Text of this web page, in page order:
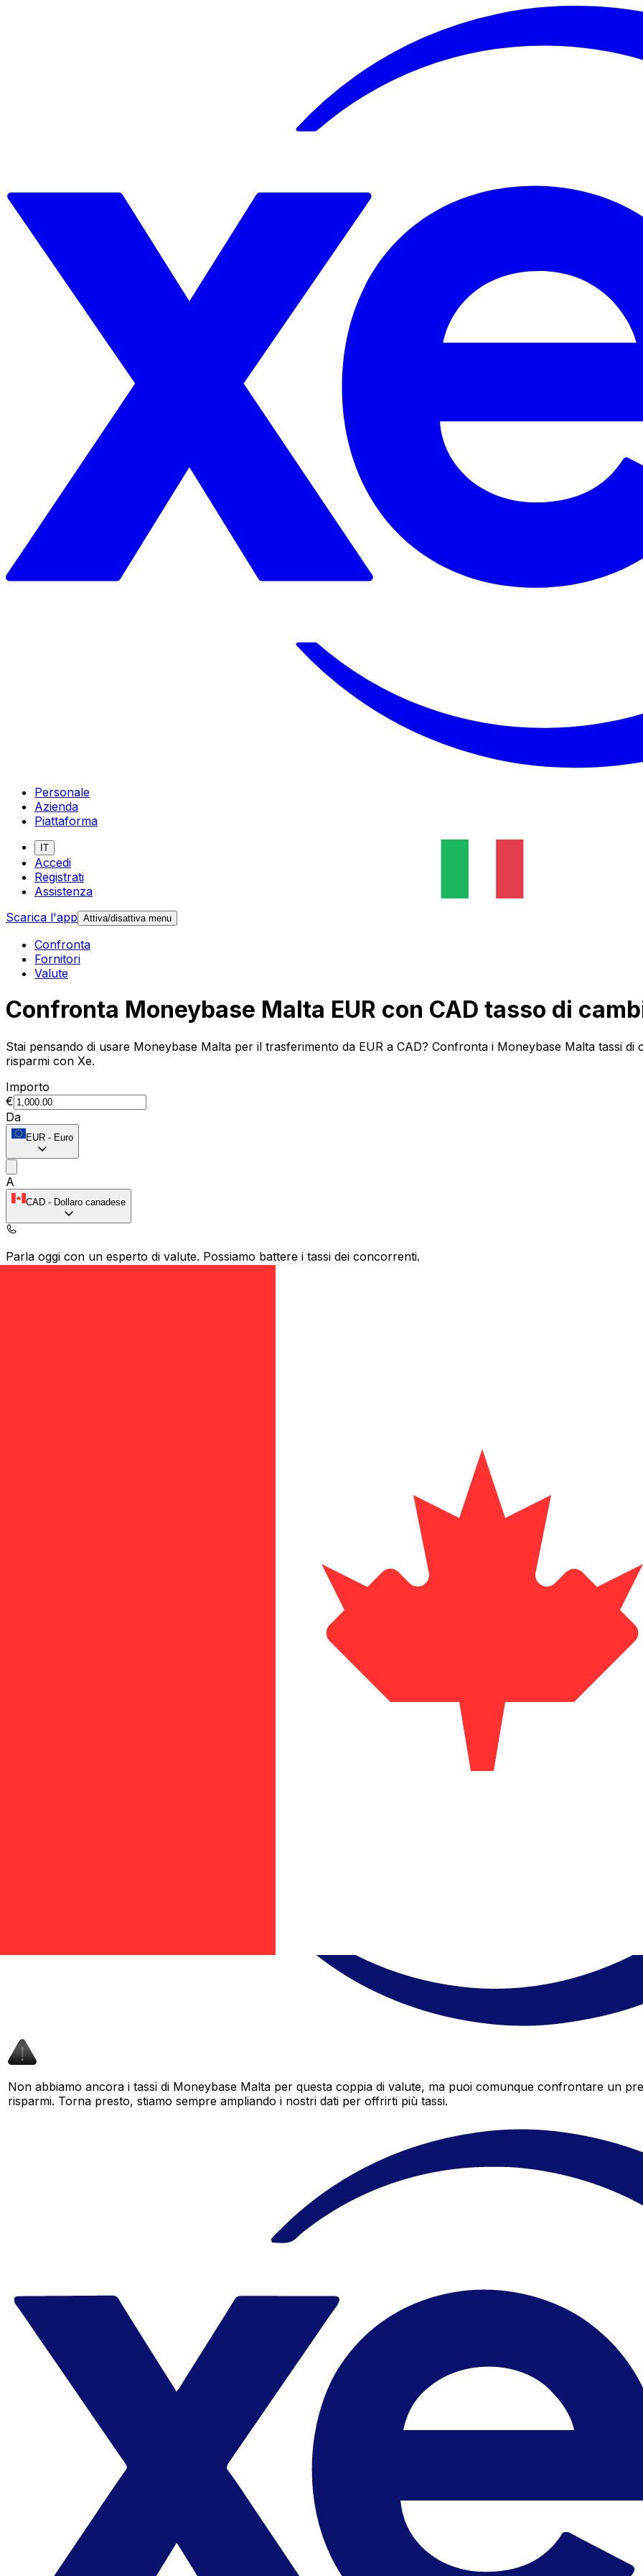
Personale
Azienda
Piattaforma
IT
Accedi
Registrati
Assistenza
Scarica l'app Attiva/disattiva menu
Confronta
Fornitori
Valute
Confronta Moneybase Malta EUR con CAD tasso di
Stai pensando di usare Moneybase Malta per il trasferimento da EUR a CAD? Confronta i Moneybase Malta tassi
risparmi con Xe.
Importo
€
Da
EUR - Euro
A
CAD - Dollaro canadese
Parla oggi con un esperto di valute. Possiamo battere i tassi dei concorrenti.
Non abbiamo ancora i tassi di Moneybase Malta per questa coppia di valute, ma puoi comunque confrontare un
risparmi. Torna presto, stiamo sempre ampliando i nostri dati per offrirti più tassi.